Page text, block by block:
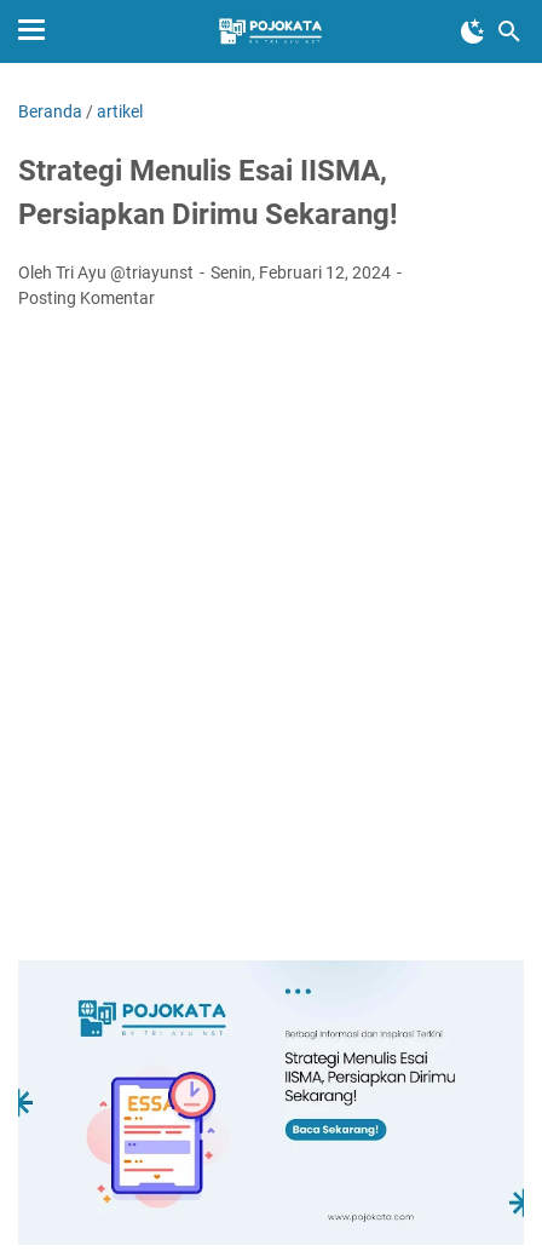
Beranda /artikel
Strategi Menulis Esai IISMA,
Persiapkan Dirimu Sekarang!
Oleh Tri Ayu @triayunst
Senin, Februari 12, 2024
Posting Komentar